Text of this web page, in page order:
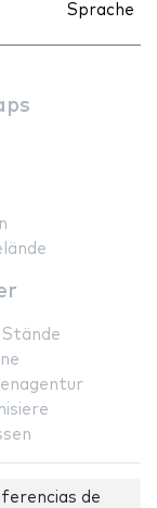
Sprache
Stände
de